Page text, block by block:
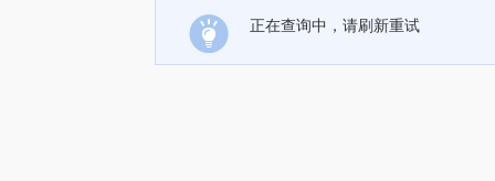
正在查询中，请刷新重试